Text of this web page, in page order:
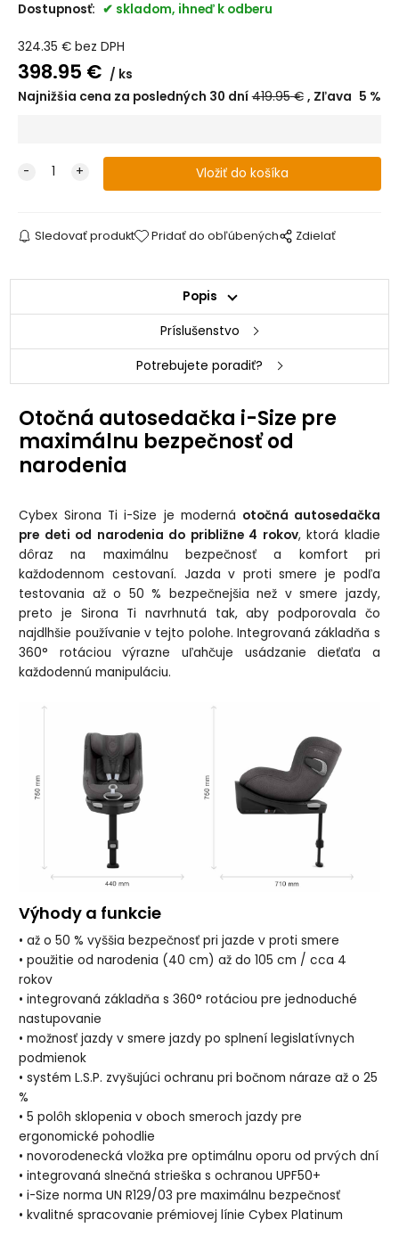
Dostupnosť: skladom, ihneď k odberu
324.35 € bez DPH
398.95 €
ks
Najnižšia cena za posledných 30 dní 419.95€ Zľava 5 %
Sledovať produkt Pridať do obľúbených Zdielať
Popis
Príslušenstvo
Potrebujete poradiť?
Otočná autosedačka i-Size pre
maximálnu bezpečnosť od
narodenia
Cybex Sirona Ti i-Size je moderná otočná autosedačka
pre deti od narodenia do približne 4 rokov, ktorá kladie
dôraz na maximálnu bezpečnosť a komfort pri
každodennom cestovaní. Jazda v proti smere je podľa
testovania až o 50 % bezpečnejšia než v smere jazdy,
preto je Sirona Ti navrhnutá tak, aby podporovala čo
najdlhšie používanie v tejto polohe. Integrovaná základňa s
360° rotáciou výrazne uľahčuje usádzanie dieťaťa a
každodennú manipuláciu.
Výhody a funkcie
• až o 50 % vyššia bezpečnosť pri jazde v proti smere
• použitie od narodenia (40 cm) až do 105 cm / cca 4
rokov
• integrovaná základňa s 360° rotáciou pre jednoduché
nastupovanie
• možnosť jazdy v smere jazdy po splnení legislatívnych
podmienok
• systém L.S.P. zvyšujúci ochranu pri bočnom náraze až o 25
%
• 5 polôh sklopenia v oboch smeroch jazdy pre
ergonomické pohodlie
• novorodenecká vložka pre optimálnu oporu od prvých dní
• integrovaná slnečná strieška s ochranou UPF50+
• i-Size norma UN R129/03 pre maximálnu bezpečnosť
• kvalitné spracovanie prémiovej línie Cybex Platinum